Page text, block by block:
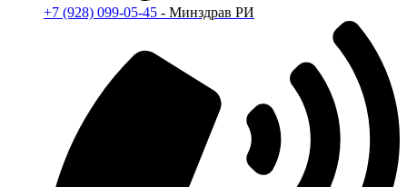
+7 (928) 099-05-45 - Минздрав РИ